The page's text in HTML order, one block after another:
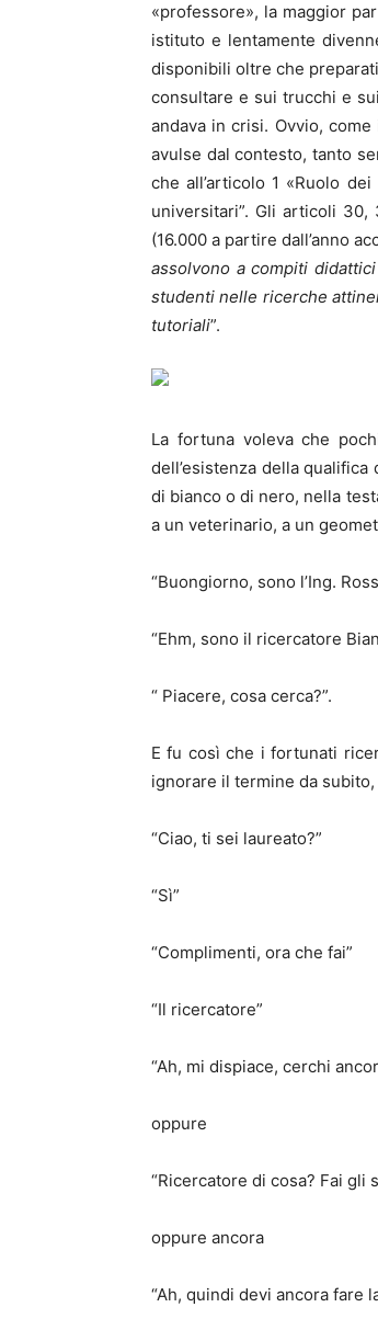
«professore», la maggior
istituto e lentamente
disponibili oltre che
consultare e sui trucchi e
andava in crisi. Ovvio,
avulse dal contesto, tanto
che all’articolo 1 «Ruolo
universitari”. Gli articoli
(16.000 a partire dall’anno
assolvono a compiti
studenti nelle ricerche
tutoriali”.
La fortuna voleva che
dell’esistenza della
di bianco o di nero, nella
a un veterinario, a un
“Buongiorno, sono l’Ing.
“Ehm, sono il ricercatore
“ Piacere, cosa cerca?”.
E fu così che i fortunati
ignorare il termine da
“Ciao, ti sei laureato?”
“Sì”
“Complimenti, ora che fai”
“Il ricercatore”
“Ah, mi dispiace, cerchi
oppure
“Ricercatore di cosa? Fai gli
oppure ancora
“Ah, quindi devi ancora fare